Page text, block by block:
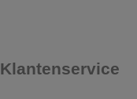
Klantenservice